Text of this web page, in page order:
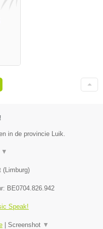
in de provincie Luik.
▼
(Limburg)
BE0704.826.942
Speak!
| Screenshot ▼